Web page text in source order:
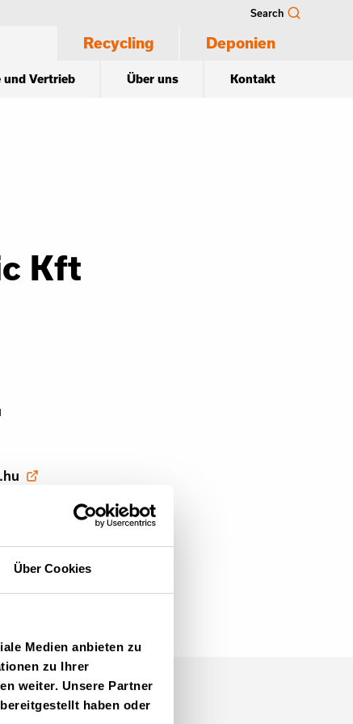
Über Cookies
Medien anbieten zu
zu Ihrer
weiter. Unsere Partner
haben oder
Search
Recycling Deponien
und Vertrieb Über uns Kontakt
Kft